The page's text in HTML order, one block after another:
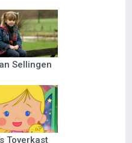
Sellingen
Toverkast